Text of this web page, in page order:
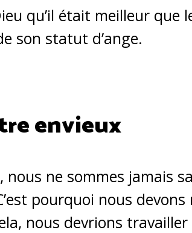
qu’il était meilleur que
son statut d’ange.
envieux
nous ne sommes jamais
pourquoi nous
nous devrions